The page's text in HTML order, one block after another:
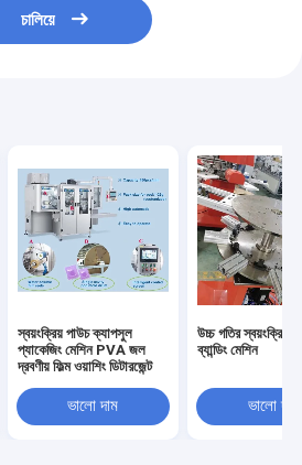
চালিয়ে
স্বয়ংক্রিয় পাউচ ক্যাপসুল
প্যাকেজিং মেশিন PVA জল
দ্রবণীয় ফিল্ম ওয়াশিং ডিটারজেন্ট
ভালো দাম
উচ্চ গতির স্বয়ংক্রিয়
ব্যান্ডিং মেশিন
ভালো দাম